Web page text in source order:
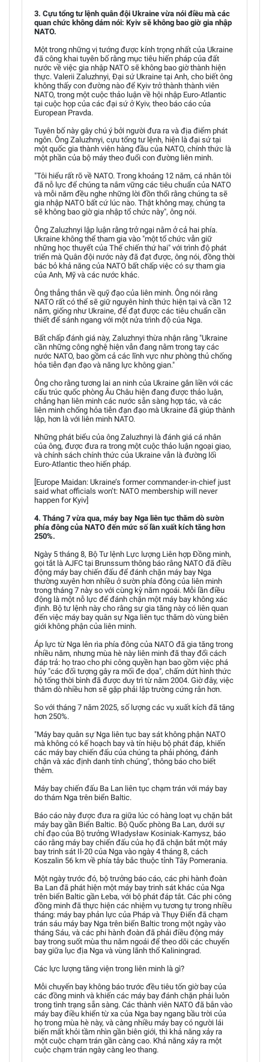
3. Cựu tổng tư lệnh quân đội Ukraine vừa nói điều mà các
quan chức không dám nói: Kyiv sẽ không bao giờ gia nhập
NATO.
Một trong những vị tướng được kính trọng nhất của Ukraine
đã công khai tuyên bố rằng mục tiêu hiến pháp của đất
nước về việc gia nhập NATO sẽ không bao giờ thành hiện
thực. Valerii Zaluzhnyi, Đại sứ Ukraine tại Anh, cho biết ông
không thấy con đường nào để Kyiv trở thành thành viên
NATO, trong một cuộc thảo luận về hội nhập Euro-Atlantic
tại cuộc họp của các đại sứ ở Kyiv, theo báo cáo của
European Pravda.
Tuyên bố này gây chú ý bởi người đưa ra và địa điểm phát
ngôn. Ông Zaluzhnyi, cựu tổng tư lệnh, hiện là đại sứ tại
một quốc gia thành viên hàng đầu của NATO, chính thức là
một phần của bộ máy theo đuổi con đường liên minh.
"Tôi hiểu rất rõ về NATO. Trong khoảng 12 năm, cá nhân tôi
đã nỗ lực để chúng ta nắm vững các tiêu chuẩn của NATO
và mỗi năm đều nghe những lời đồn thổi rằng chúng ta sẽ
gia nhập NATO bất cứ lúc nào. Thật không may, chúng ta
sẽ không bao giờ gia nhập tổ chức này", ông nói.
Ông Zaluzhnyi lập luận rằng trở ngại nằm ở cả hai phía.
Ukraine không thể tham gia vào "một tổ chức vẫn giữ
những học thuyết của Thế chiến thứ hai" với trình độ phát
triển mà Quân đội nước này đã đạt được, ông nói, đồng thời
bác bỏ khả năng của NATO bất chấp việc có sự tham gia
của Anh, Mỹ và các nước khác.
Ông thẳng thắn về quỹ đạo của liên minh. Ông nói rằng
NATO rất có thể sẽ giữ nguyên hình thức hiện tại và cần 12
năm, giống như Ukraine, để đạt được các tiêu chuẩn cần
thiết để sánh ngang với một nửa trình độ của Nga.
Bất chấp đánh giá này, Zaluzhnyi thừa nhận rằng "Ukraine
cần những công nghệ hiện vẫn đang nằm trong tay các
nước NATO, bao gồm cả các lĩnh vực như phòng thủ chống
hỏa tiễn đạn đạo và năng lực không gian."
Ông cho rằng tương lai an ninh của Ukraine gắn liền với các
cấu trúc quốc phòng Âu Châu hiện đang được thảo luận,
chẳng hạn liên minh các nước sẵn sàng hợp tác, và các
liên minh chống hỏa tiễn đạn đạo mà Ukraine đã giúp thành
lập, hơn là với liên minh NATO.
Những phát biểu của ông Zaluzhnyi là đánh giá cá nhân
của ông, được đưa ra trong một cuộc thảo luận ngoại giao,
và chính sách chính thức của Ukraine vẫn là đường lối
Euro-Atlantic theo hiến pháp.
[Europe Maidan: Ukraine’s former commander-in-chief just
said what officials won’t: NATO membership will never
happen for Kyiv]
4. Tháng 7 vừa qua, máy bay Nga liên tục thăm dò sườn
phía đông của NATO đến mức số lần xuất kích tăng hơn
250%.
Ngày 5 tháng 8, Bộ Tư lệnh Lực lượng Liên hợp Đồng minh,
gọi tắt là AJFC tại Brunssum thông báo rằng NATO đã điều
động máy bay chiến đấu để đánh chặn máy bay Nga
thường xuyên hơn nhiều ở sườn phía đông của liên minh
trong tháng 7 này so với cùng kỳ năm ngoái. Mỗi lần điều
động là một nỗ lực để đánh chặn một máy bay không xác
định. Bộ tư lệnh này cho rằng sự gia tăng này có liên quan
đến việc máy bay quân sự Nga liên tục thăm dò vùng biên
giới không phận của liên minh.
Áp lực từ Nga lên rìa phía đông của NATO đã gia tăng trong
nhiều năm, nhưng mùa hè này liên minh đã thay đổi cách
đáp trả: họ trao cho phi công quyền hạn bao gồm việc phá
hủy "các đối tượng gây ra mối đe dọa", chấm dứt hình thức
hộ tống thời bình đã được duy trì từ năm 2004. Giờ đây, việc
thăm dò nhiều hơn sẽ gặp phải lập trường cứng rắn hơn.
So với tháng 7 năm 2025, số lượng các vụ xuất kích đã tăng
hơn 250%.
"Máy bay quân sự Nga liên tục bay sát không phận NATO
mà không có kế hoạch bay và tín hiệu bộ phát đáp, khiến
các máy bay chiến đấu của chúng ta phải phóng, đánh
chặn và xác định danh tính chúng", thông báo cho biết
thêm.
Máy bay chiến đấu Ba Lan liên tục chạm trán với máy bay
do thám Nga trên biển Baltic.
Báo cáo này được đưa ra giữa lúc có hàng loạt vụ chặn bắt
máy bay gần Biển Baltic. Bộ Quốc phòng Ba Lan, dưới sự
chỉ đạo của Bộ trưởng Władysław Kosiniak-Kamysz, báo
cáo rằng máy bay chiến đấu của họ đã chặn bắt một máy
bay trinh sát Il-20 của Nga vào ngày 4 tháng 8, cách
Koszalin 56 km về phía tây bắc thuộc tỉnh Tây Pomerania.
Một ngày trước đó, bộ trưởng báo cáo, các phi hành đoàn
Ba Lan đã phát hiện một máy bay trinh sát khác của Nga
trên biển Baltic gần Łeba, với bộ phát đáp tắt. Các phi công
đồng minh đã thực hiện các nhiệm vụ tương tự trong nhiều
tháng: máy bay phản lực của Pháp và Thụy Điển đã chạm
trán sáu máy bay Nga trên biển Baltic trong một ngày vào
tháng Sáu, và các phi hành đoàn đã phải điều động máy
bay trong suốt mùa thu năm ngoái để theo dõi các chuyến
bay giữa lục địa Nga và vùng lãnh thổ Kaliningrad.
Các lực lượng tăng viện trong liên minh là gì?
Mỗi chuyến bay không báo trước đều tiêu tốn giờ bay của
các đồng minh và khiến các máy bay đánh chặn phải luôn
trong tình trạng sẵn sàng. Các thành viên NATO đã bắn vào
máy bay điều khiển từ xa của Nga bay ngang bầu trời của
họ trong mùa hè này, và càng nhiều máy bay có người lái
biến mất khỏi tầm nhìn gần biên giới, thì khả năng xảy ra
một cuộc chạm trán gần càng cao. Khả năng xảy ra một
cuộc chạm trán ngày càng leo thang.